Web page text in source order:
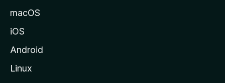
macOS
iOS
Android
Linux